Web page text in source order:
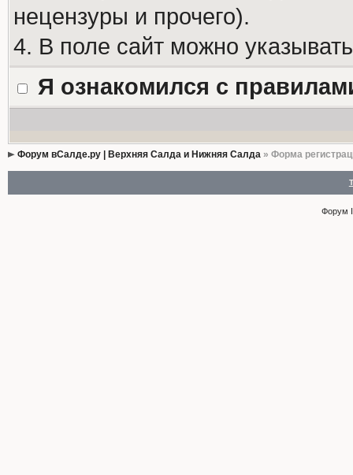
нецензуры и прочего).
4. В поле сайт можно
Я ознакомился с
Форум вСалде.ру | Верхняя Салда и Нижняя Салда» Форма
Форум